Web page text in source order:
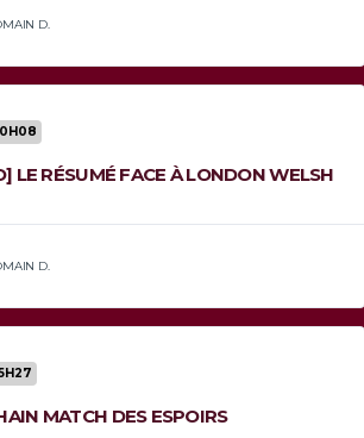
D.
LE RÉSUMÉ FACE À LONDON WELSH
D.
MATCH DES ESPOIRS